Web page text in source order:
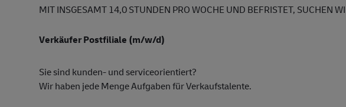
MIT INSGESAMT 14,0 STUNDEN PRO WOCHE UND BEFRISTET, SUCHEN
Verkäufer Postfiliale (m/w/d)
Sie sind kunden- und serviceorientiert?
Wir haben jede Menge Aufgaben für Verkaufstalente.